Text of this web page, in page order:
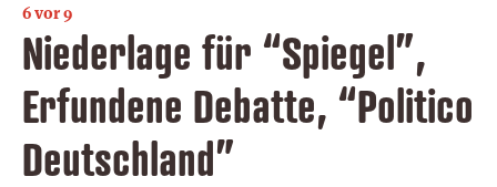
6 vor 9
Niederlage für “Spiegel”,
Erfundene Debatte, “Politico
Deutschland”